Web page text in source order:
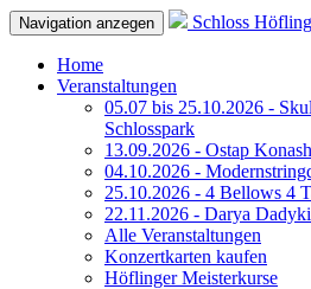
Navigation anzegen Schloss
Home
Veranstaltungen
05.07 bis 25.10.2026 -
Schlosspark
13.09.2026 - Ostap
04.10.2026 -
25.10.2026 - 4 Bellows 4
22.11.2026 - Darya
Alle Veranstaltungen
Konzertkarten kaufen
Höflinger Meisterkurse